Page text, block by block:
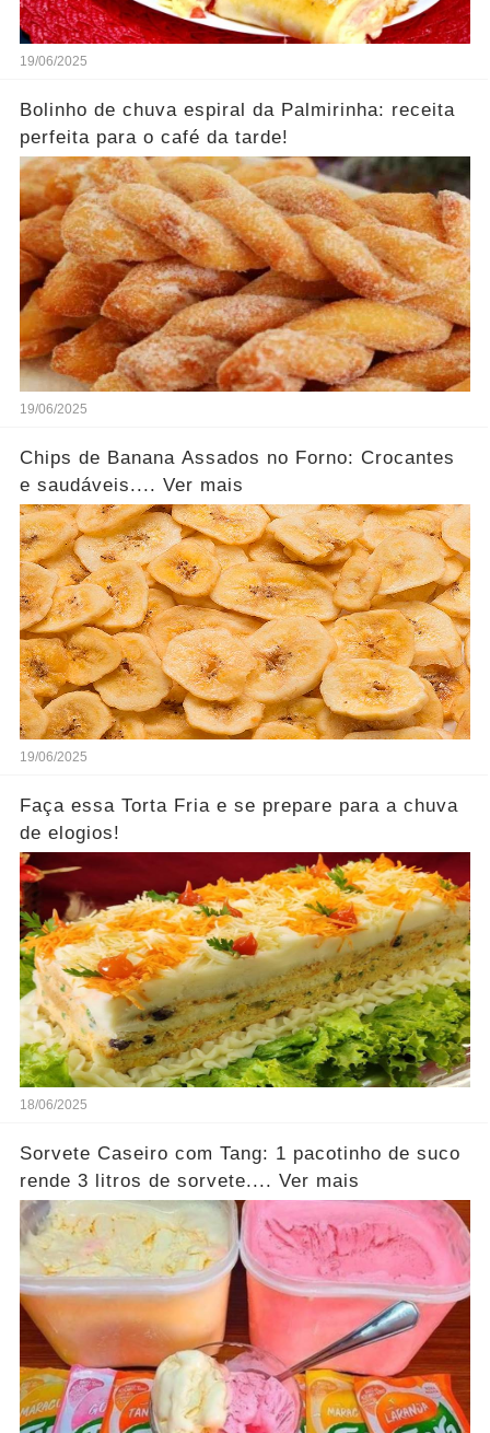
19/06/2025
Bolinho de chuva espiral da Palmirinha: receita
perfeita para o café da tarde!
19/06/2025
Chips de Banana Assados no Forno: Crocantes
e saudáveis.... Ver mais
19/06/2025
Faça essa Torta Fria e se prepare para a chuva
de elogios!
18/06/2025
Sorvete Caseiro com Tang: 1 pacotinho de suco
rende 3 litros de sorvete.... Ver mais